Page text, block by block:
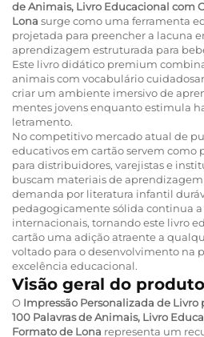
de Animais, Livro Educacional com
Lona surge como uma ferramenta
projetada para preencher a lacuna
aprendizagem estruturada para
Este livro didático premium
animais com vocabulário
criar um ambiente imersivo de
mentes jovens enquanto estimula
letramento.
No competitivo mercado atual de
educativos em cartão servem
para distribuidores, varejistas e
buscam materiais de
demanda por literatura infantil
pedagogicamente sólida continua a
internacionais, tornando este livro
cartão uma adição atraente a
voltado para o desenvolvimento na
excelência educacional.
Visão geral do produto
O Impressão Personalizada de Livro
100 Palavras de Animais, Livro
Formato de Lona representa um